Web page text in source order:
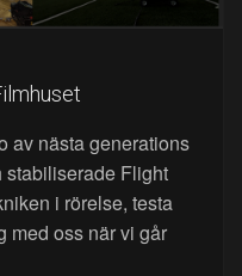
av nästa generations
stabiliserade Flight
i rörelse, testa
med oss när vi går